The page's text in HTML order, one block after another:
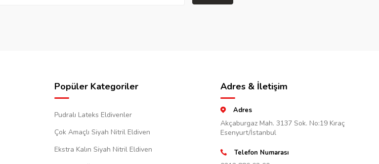
Popüler Kategoriler
Pudralı Lateks Eldivenler
Çok Amaçlı Siyah Nitril Eldiven
Ekstra Kalın Siyah Nitril Eldiven
Adres & İletişim
Adres
Akçaburgaz Mah. 3137 Sok. No:19 Kıraç
Esenyurt/İstanbul
Telefon Numarası